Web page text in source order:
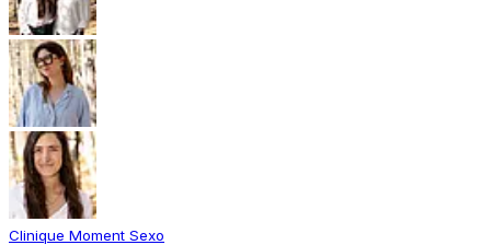
Clinique Moment Sexo